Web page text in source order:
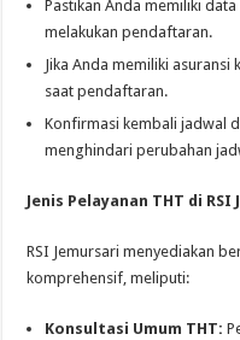
Pastikan Anda memiliki
melakukan pendaftaran.
Jika Anda memiliki asuransi
saat pendaftaran.
Konfirmasi kembali jadwal
menghindari perubahan
Jenis Pelayanan THT di RSI
RSI Jemursari menyediakan
komprehensif, meliputi:
Konsultasi Umum THT: